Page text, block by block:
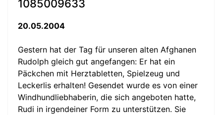
1085009633
20.05.2004
Gestern hat der Tag für unseren alten Afghanen
Rudolph gleich gut angefangen: Er hat ein
Päckchen mit Herztabletten, Spielzeug und
Leckerlis erhalten! Gesendet wurde es von einer
Windhundliebhaberin, die sich angeboten hatte,
Rudi in irgendeiner Form zu unterstützen. Sie